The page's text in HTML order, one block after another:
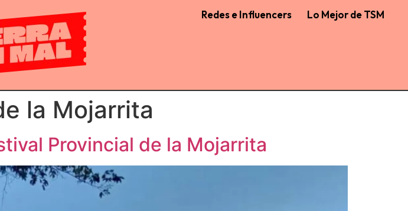
Redes e Influencers Lo Mejor de TSM
la Mojarrita
Provincial de la Mojarrita